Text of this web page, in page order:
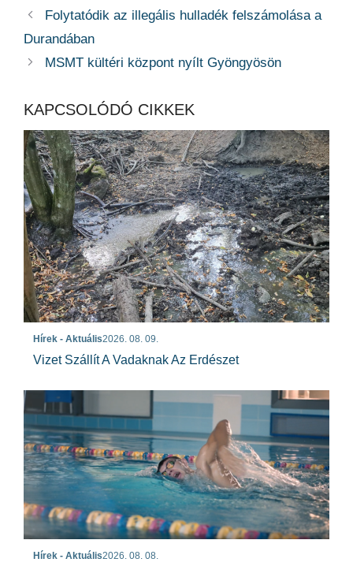
Folytatódik az illegális hulladék felszámolása a
Durandában
MSMT kültéri központ nyílt Gyöngyösön
KAPCSOLÓDÓ CIKKEK
Hírek - Aktuális2026. 08. 09.
Vizet Szállít A Vadaknak Az Erdészet
Hírek - Aktuális2026. 08. 08.